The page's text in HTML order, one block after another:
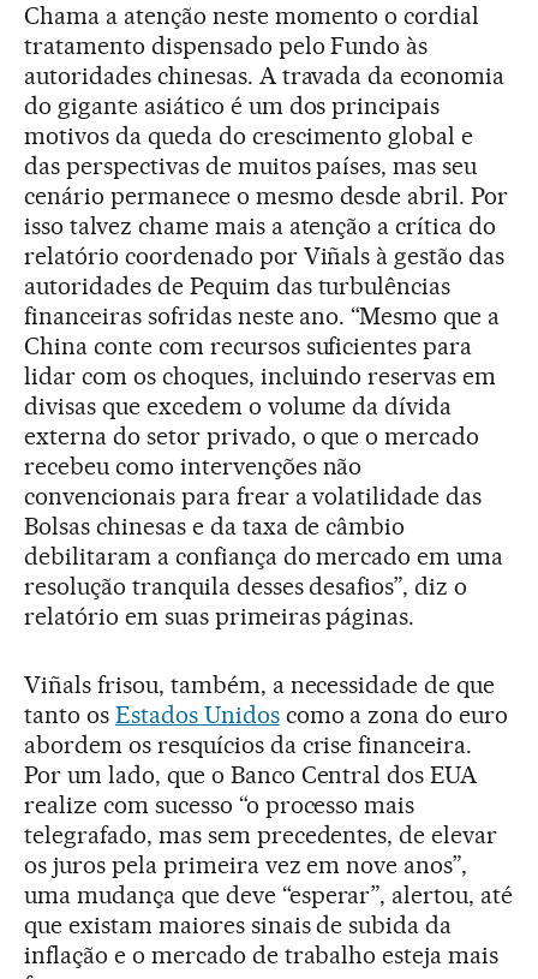
Chama a atenção neste momento o cordial
tratamento dispensado pelo Fundo às
autoridades chinesas. A travada da economia
do gigante asiático é um dos principais
motivos da queda do crescimento global e
das perspectivas de muitos países, mas seu
cenário permanece o mesmo desde abril. Por
isso talvez chame mais a atenção a crítica do
relatório coordenado por Viñals à gestão das
autoridades de Pequim das turbulências
financeiras sofridas neste ano. “Mesmo que a
China conte com recursos suficientes para
lidar com os choques, incluindo reservas em
divisas que excedem o volume da dívida
externa do setor privado, o que o mercado
recebeu como intervenções não
convencionais para frear a volatilidade das
Bolsas chinesas e da taxa de câmbio
debilitaram a confiança do mercado em uma
resolução tranquila desses desafios”, diz o
relatório em suas primeiras páginas.
Viñals frisou, também, a necessidade de que
tanto os Estados Unidoscomo a zona do euro
abordem os resquícios da crise financeira.
Por um lado, que o Banco Central dos EUA
realize com sucesso “o processo mais
telegrafado, mas sem precedentes, de elevar
os juros pela primeira vez em nove anos”,
uma mudança que deve “esperar”, alertou, até
que existam maiores sinais de subida da
inflação e o mercado de trabalho esteja mais